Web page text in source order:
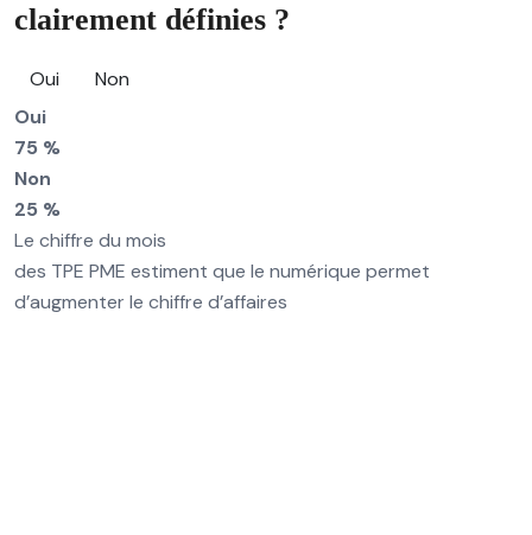
clairement définies ?
Oui
Non
Oui
75 %
Non
25 %
Le chiffre du mois
des TPE PME estiment que le numérique permet
d’augmenter le chiffre d’affaires